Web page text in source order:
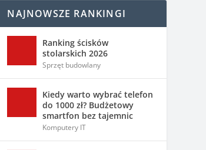
NAJNOWSZE RANKINGI
Ranking ścisków
stolarskich 2026
Sprzęt budowlany
Kiedy warto wybrać telefon
do 1000 zł? Budżetowy
smartfon bez tajemnic
Komputery IT